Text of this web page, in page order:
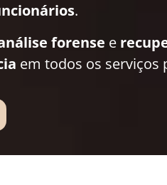
.
forense e
em todos os serviços